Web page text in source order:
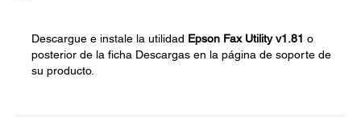
Descargue e instale la utilidad Epson Fax Utility v1.81 o
posterior de la ficha Descargas en la página de soporte de
su producto.